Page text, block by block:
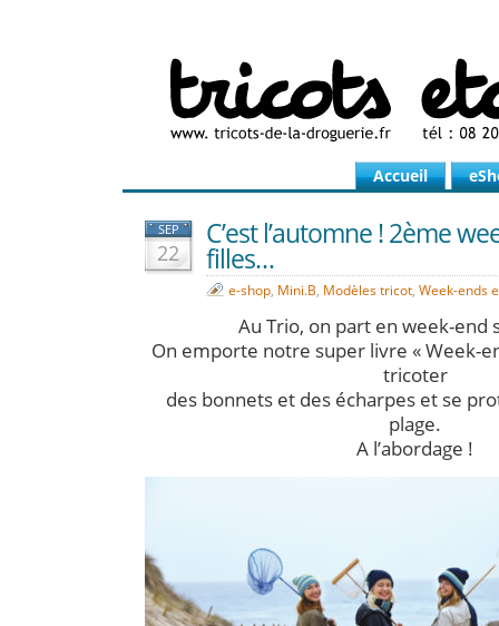
Accueil
SEP
22
C’est l’automne ! 2ème
filles…
e-shop, Mini.B, Modèles tricot, Week-ends
Au Trio, on part en week-end
On emporte notre super livre « Week-
tricoter
des bonnets et des écharpes et se
plage.
A l’abordage !